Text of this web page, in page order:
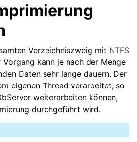
Verzeichniszweig mit NTFS
Vorgang kann je nach der Menge
Daten sehr lange dauern. Der
eigenen Thread verarbeitet, so
weiterarbeiten können,
durchgeführt wird.